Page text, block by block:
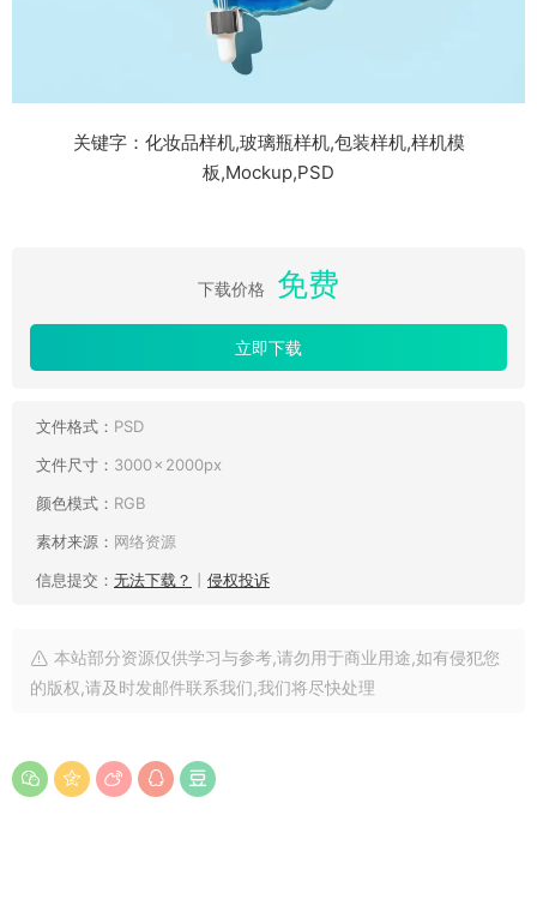
关键字：化妆品样机,玻璃瓶样机,包装样机,样机模
板,Mockup,PSD
下载价格 免费
立即下载
文件格式： PSD
文件尺寸： 3000 × 2000px
颜色模式： RGB
素材来源： 网络资源
信息提交： 无法下载？ 丨 侵权投诉
本站部分资源仅供学习与参考,请勿用于商业用途,如有侵犯您
的版权,请及时发邮件联系我们,我们将尽快处理